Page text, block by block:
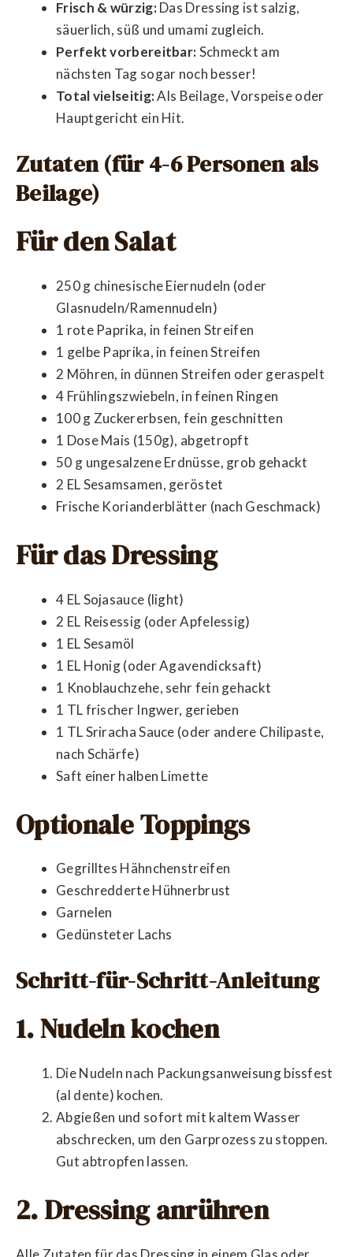
Frisch & würzig:Das Dressing ist salzig,
säuerlich, süß und umami zugleich.
Perfekt vorbereitbar:Schmeckt am
nächsten Tag sogar noch besser!
Total vielseitig:Als Beilage, Vorspeise oder
Hauptgericht ein Hit.
Zutaten (für 4-6 Personen als
Beilage)
Für den Salat
250 g chinesische Eiernudeln (oder
Glasnudeln/Ramennudeln)
1 rote Paprika, in feinen Streifen
1 gelbe Paprika, in feinen Streifen
2 Möhren, in dünnen Streifen oder geraspelt
4 Frühlingszwiebeln, in feinen Ringen
100 g Zuckererbsen, fein geschnitten
1 Dose Mais (150g), abgetropft
50 g ungesalzene Erdnüsse, grob gehackt
2 EL Sesamsamen, geröstet
Frische Korianderblätter (nach Geschmack)
Für das Dressing
4 EL Sojasauce (light)
2 EL Reisessig (oder Apfelessig)
1 EL Sesamöl
1 EL Honig (oder Agavendicksaft)
1 Knoblauchzehe, sehr fein gehackt
1 TL frischer Ingwer, gerieben
1 TL Sriracha Sauce (oder andere Chilipaste,
nach Schärfe)
Saft einer halben Limette
Optionale Toppings
Gegrilltes Hähnchenstreifen
Geschredderte Hühnerbrust
Garnelen
Gedünsteter Lachs
Schritt-für-Schritt-Anleitung
1. Nudeln kochen
Die Nudeln nach Packungsanweisung bissfest
(al dente) kochen.
Abgießen und sofort mit kaltem Wasser
abschrecken, um den Garprozess zu stoppen.
Gut abtropfen lassen.
2. Dressing anrühren